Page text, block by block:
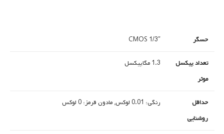
حسگر 1/3″ CMOS
تعداد پیکسل
موثر
1.3 مگاپیکسل
حداقل
روشنایی
رنگی: 0.01 لوکس, مادون قرمز: 0 لوکس